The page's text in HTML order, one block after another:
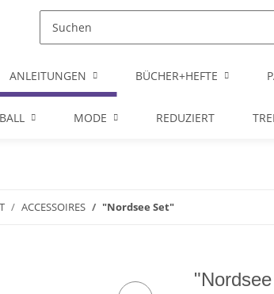
ANLEITUNGEN BÜCHER+HEFTE
MODE REDUZIERT
ACCESSOIRES "Nordsee Set"